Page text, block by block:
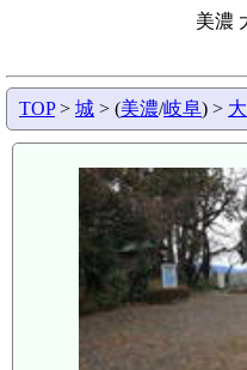
美濃
TOP> 城 > (美濃/岐阜) >